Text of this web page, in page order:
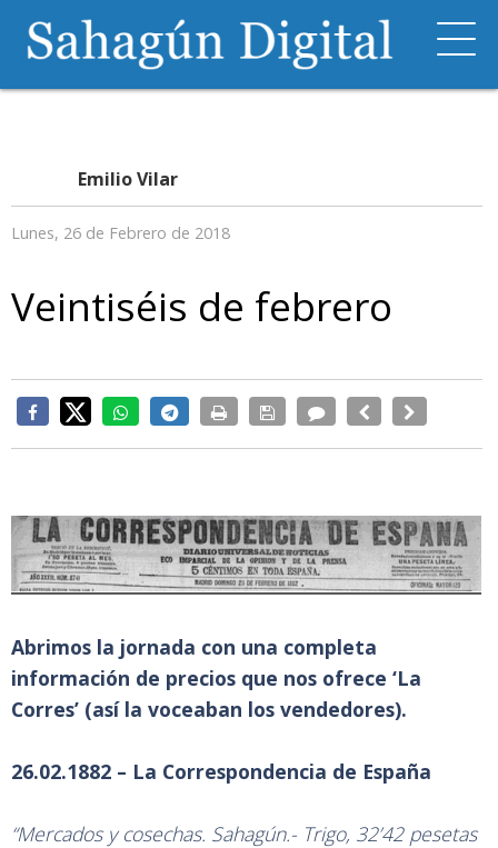
Emilio Vilar
Lunes, 26 de Febrero de 2018
Veintiséis de febrero
Abrimos la jornada con una completa
información de precios que nos ofrece ‘La
Corres’ (así la voceaban los vendedores).
26.02.1882 – La Correspondencia de España
“Mercados y cosechas. Sahagún.- Trigo, 32’42 pesetas